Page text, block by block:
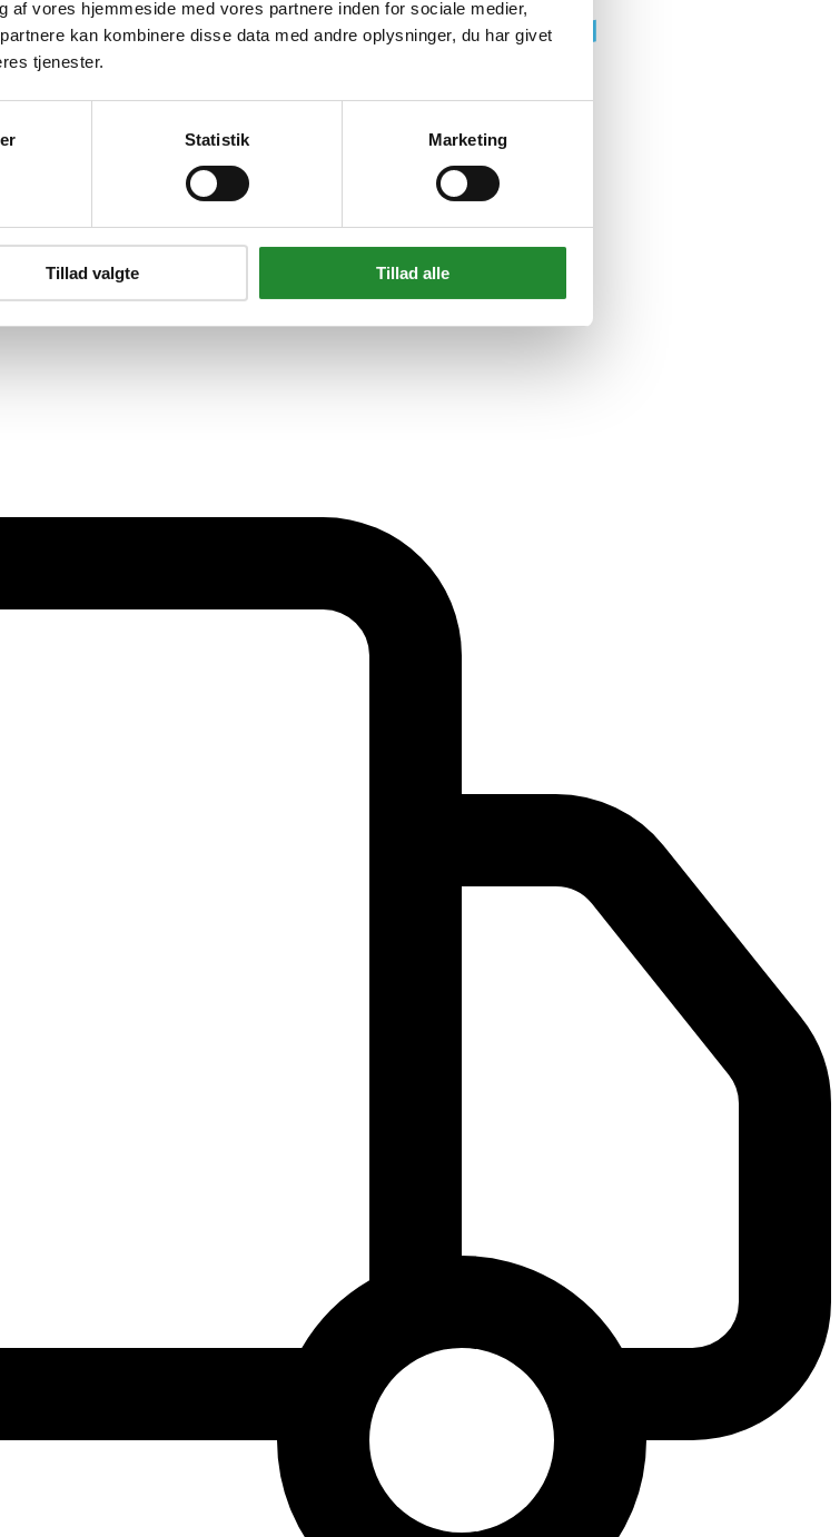
vores hjemmeside med vores partnere inden for sociale medier,
kan kombinere disse data med andre oplysninger, du har givet
tjenester.
Statistik Marketing
Tillad valgte Tillad alle
Stål 1000 Mm